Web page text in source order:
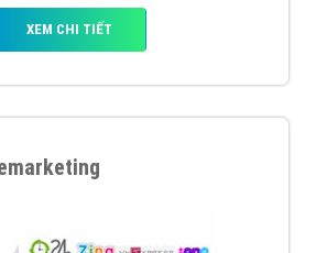
XEM CHI TIẾT